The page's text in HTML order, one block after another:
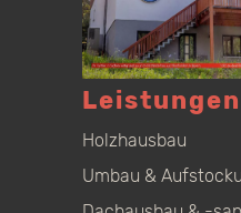
Leistungen
Holzhausbau
Umbau &